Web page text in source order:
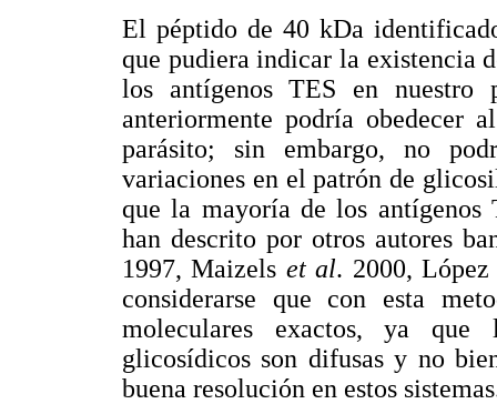
El péptido de 40 kDa
que pudiera indicar la existencia
los antígenos TES en nuestro
anteriormente podría obedecer
parásito; sin embargo, no
variaciones en el patrón de
que la mayoría de los antígenos
han descrito por otros autores
1997, Maizels et al. 2000,
considerarse que con esta
moleculares exactos, ya que
glicosídicos son difusas y no
buena resolución en estos